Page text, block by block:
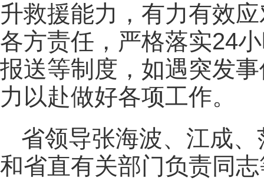
升救援能力，有力有效
各方责任，严格落实24
报送等制度，如遇突发
力以赴做好各项工作。
省领导张海波、江成
和省直有关部门负责同